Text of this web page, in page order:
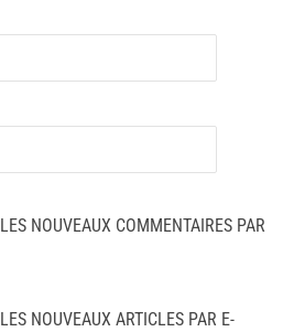
NOUVEAUX COMMENTAIRES PAR
NOUVEAUX ARTICLES PAR E-